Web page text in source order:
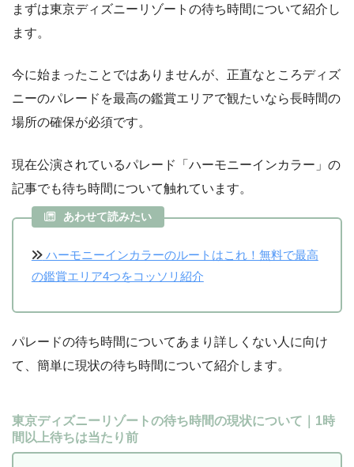
まずは東京ディズニーリゾートの待ち時間について紹介し
ます。
今に始まったことではありませんが、正直なところディズ
ニーのパレードを最高の鑑賞エリアで観たいなら長時間の
場所の確保が必須です。
現在公演されているパレード「ハーモニーインカラー」の
記事でも待ち時間について触れています。
あわせて読みたい
ハーモニーインカラーのルートはこれ！無料で最高
の鑑賞エリア4つをコッソリ紹介
パレードの待ち時間についてあまり詳しくない人に向け
て、簡単に現状の待ち時間について紹介します。
東京ディズニーリゾートの待ち時間の現状について｜1時
間以上待ちは当たり前